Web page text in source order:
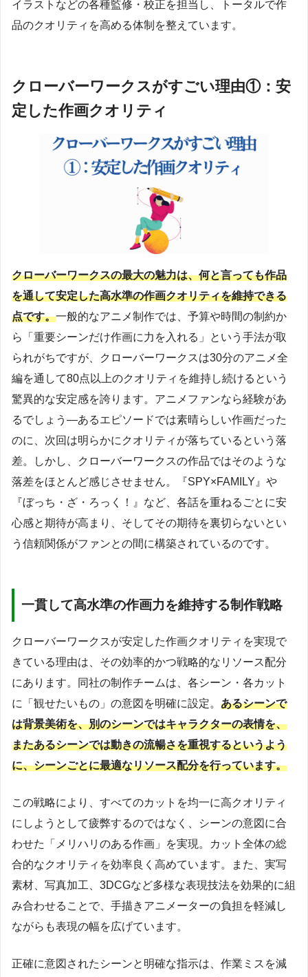
イラストなどの各種監修・校正を担当し、トータルで作
品のクオリティを高める体制を整えています。
クローバーワークスがすごい理由①：安
定した作画クオリティ
クローバーワークスの最大の魅力は、何と言っても作品
を通して安定した高水準の作画クオリティを維持できる
点です。一般的なアニメ制作では、予算や時間の制約か
ら「重要シーンだけ作画に力を入れる」という手法が取
られがちですが、クローバーワークスは30分のアニメ全
編を通して80点以上のクオリティを維持し続けるという
驚異的な安定感を誇ります。アニメファンなら経験があ
るでしょう—あるエピソードでは素晴らしい作画だった
のに、次回は明らかにクオリティが落ちているという落
差。しかし、クローバーワークスの作品ではそのような
落差をほとんど感じさせません。『SPY×FAMILY』や
『ぼっち・ざ・ろっく！』など、各話を重ねるごとに安
心感と期待が高まり、そしてその期待を裏切らないとい
う信頼関係がファンとの間に構築されているのです。
一貫して高水準の作画力を維持する制作戦略
クローバーワークスが安定した作画クオリティを実現で
きている理由は、その効率的かつ戦略的なリソース配分
にあります。同社の制作チームは、各シーン・各カット
に「観せたいもの」の意図を明確に設定。 あるシーンで
は背景美術を、別のシーンではキャラクターの表情を、
またあるシーンでは動きの流暢さを重視するというよう
に、シーンごとに最適なリソース配分を行っています。
この戦略により、すべてのカットを均一に高クオリティ
にしようとして疲弊するのではなく、シーンの意図に合
わせた「メリハリのある作画」を実現。カット全体の総
合的なクオリティを効率良く高めています。また、実写
素材、写真加工、3DCGなど多様な表現技法を効果的に組
み合わせることで、手描きアニメーターの負担を軽減し
ながらも表現の幅を広げています。
正確に意図されたシーンと明確な指示は、作業ミスを減